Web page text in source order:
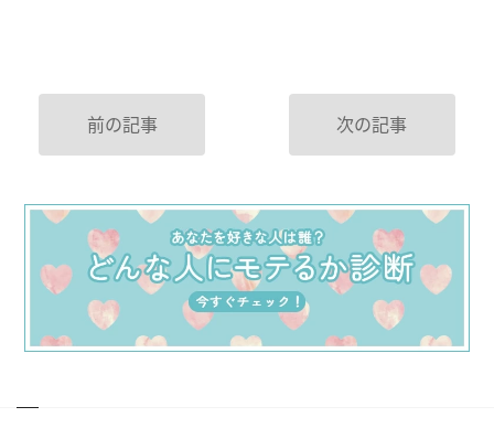
前の記事 次の記事